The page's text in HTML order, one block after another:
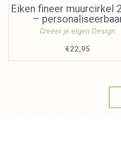
Eiken fineer muurcirkel
–
Creëer je eigen Design
€22,95